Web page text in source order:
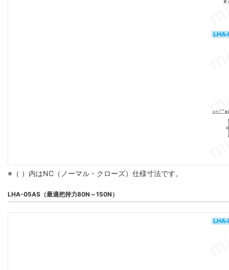
※（ ）内はNC（ノーマル・クローズ）仕様寸法です。
LHA-05AS（最適把持力80N～150N）